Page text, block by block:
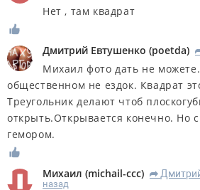
Нет , там квадрат
Дмитрий Евтушенко (poetda)
Михаил фото дать не
общественном не ездок. Квадрат
Треугольник делают чтоб
открыть.Открывается конечно. Но
гемором.
Михаил (michail-ccc) R
назад